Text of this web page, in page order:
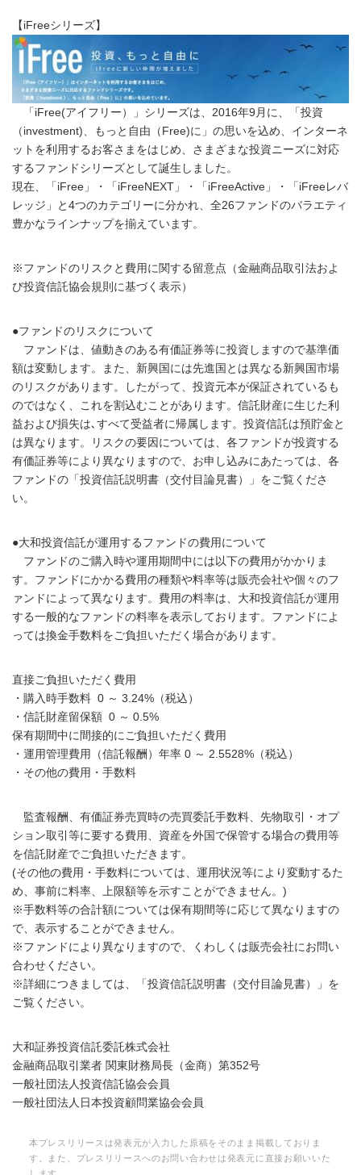
【iFreeシリーズ】
「iFree(アイフリー）」シリーズは、2016年9月に、「投資
（investment)、もっと自由（Free)に」の思いを込め、インターネ
ットを利用するお客さまをはじめ、さまざまな投資ニーズに対応
するファンドシリーズとして誕生しました。
現在、「iFree」・「iFreeNEXT」・「iFreeActive」・「iFreeレバ
レッジ」と4つのカテゴリーに分かれ、全26ファンドのバラエティ
豊かなラインナップを揃えています。
※ファンドのリスクと費用に関する留意点（金融商品取引法およ
び投資信託協会規則に基づく表示）
●ファンドのリスクについて
ファンドは、値動きのある有価証券等に投資しますので基準価
額は変動します。また、新興国には先進国とは異なる新興国市場
のリスクがあります。したがって、投資元本が保証されているも
のではなく、これを割込むことがあります。信託財産に生じた利
益および損失は､すべて受益者に帰属します。投資信託は預貯金と
は異なります。リスクの要因については、各ファンドが投資する
有価証券等により異なりますので、お申し込みにあたっては、各
ファンドの「投資信託説明書（交付目論見書）」をご覧くださ
い。
●大和投資信託が運用するファンドの費用について
ファンドのご購入時や運用期間中には以下の費用がかかりま
す。ファンドにかかる費用の種類や料率等は販売会社や個々のフ
ァンドによって異なります。費用の料率は、大和投資信託が運用
する一般的なファンドの料率を表示しております。ファンドによ
っては換金手数料をご負担いただく場合があります。
直接ご負担いただく費用
・購入時手数料 0 ～ 3.24%（税込）
・信託財産留保額 0 ～ 0.5%
保有期間中に間接的にご負担いただく費用
・運用管理費用（信託報酬）年率 0 ～ 2.5528%（税込）
・その他の費用・手数料
監査報酬、有価証券売買時の売買委託手数料、先物取引・オプ
ション取引等に要する費用、資産を外国で保管する場合の費用等
を信託財産でご負担いただきます。
(その他の費用・手数料については、運用状況等により変動するた
め、事前に料率、上限額等を示すことができません。)
※手数料等の合計額については保有期間等に応じて異なりますの
で、表示することができません。
※ファンドにより異なりますので、くわしくは販売会社にお問い
合わせください。
※詳細につきましては、「投資信託説明書（交付目論見書）」を
ご覧ください。
大和証券投資信託委託株式会社
金融商品取引業者 関東財務局長（金商）第352号
一般社団法人投資信託協会会員
一般社団法人日本投資顧問業協会会員
本プレスリリースは発表元が入力した原稿をそのまま掲載しておりま
す。また、プレスリリースへのお問い合わせは発表元に直接お願いいた